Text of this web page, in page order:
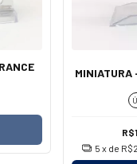
MINIATURA
5 x de